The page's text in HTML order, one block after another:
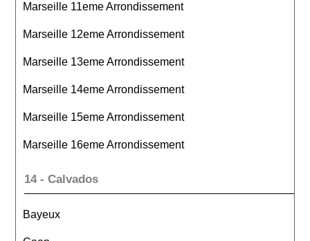
Marseille 11eme Arrondissement
Marseille 12eme Arrondissement
Marseille 13eme Arrondissement
Marseille 14eme Arrondissement
Marseille 15eme Arrondissement
Marseille 16eme Arrondissement
14 - Calvados
Bayeux